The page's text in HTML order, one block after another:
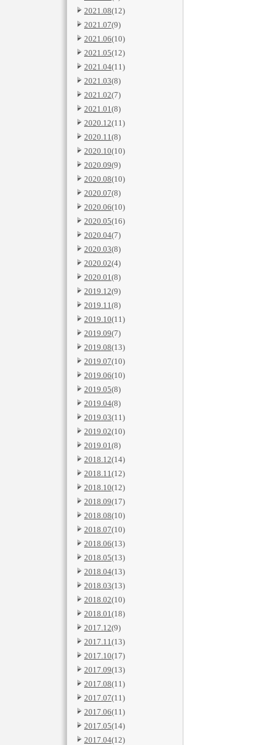
2021.08(12)
2021.07(9)
2021.06(10)
2021.05(12)
2021.04(11)
2021.03(8)
2021.02(7)
2021.01(8)
2020.12(11)
2020.11(8)
2020.10(10)
2020.09(9)
2020.08(10)
2020.07(8)
2020.06(10)
2020.05(16)
2020.04(7)
2020.03(8)
2020.02(4)
2020.01(8)
2019.12(9)
2019.11(8)
2019.10(11)
2019.09(7)
2019.08(13)
2019.07(10)
2019.06(10)
2019.05(8)
2019.04(8)
2019.03(11)
2019.02(10)
2019.01(8)
2018.12(14)
2018.11(12)
2018.10(12)
2018.09(17)
2018.08(10)
2018.07(10)
2018.06(13)
2018.05(13)
2018.04(13)
2018.03(13)
2018.02(10)
2018.01(18)
2017.12(9)
2017.11(13)
2017.10(17)
2017.09(13)
2017.08(11)
2017.07(11)
2017.06(11)
2017.05(14)
2017.04(12)